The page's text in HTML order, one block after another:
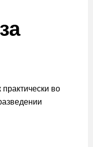
во